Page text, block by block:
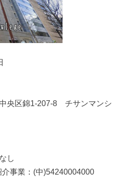
央区錦1-207-8 チサンマンシ
し
事業：(中)54240004000